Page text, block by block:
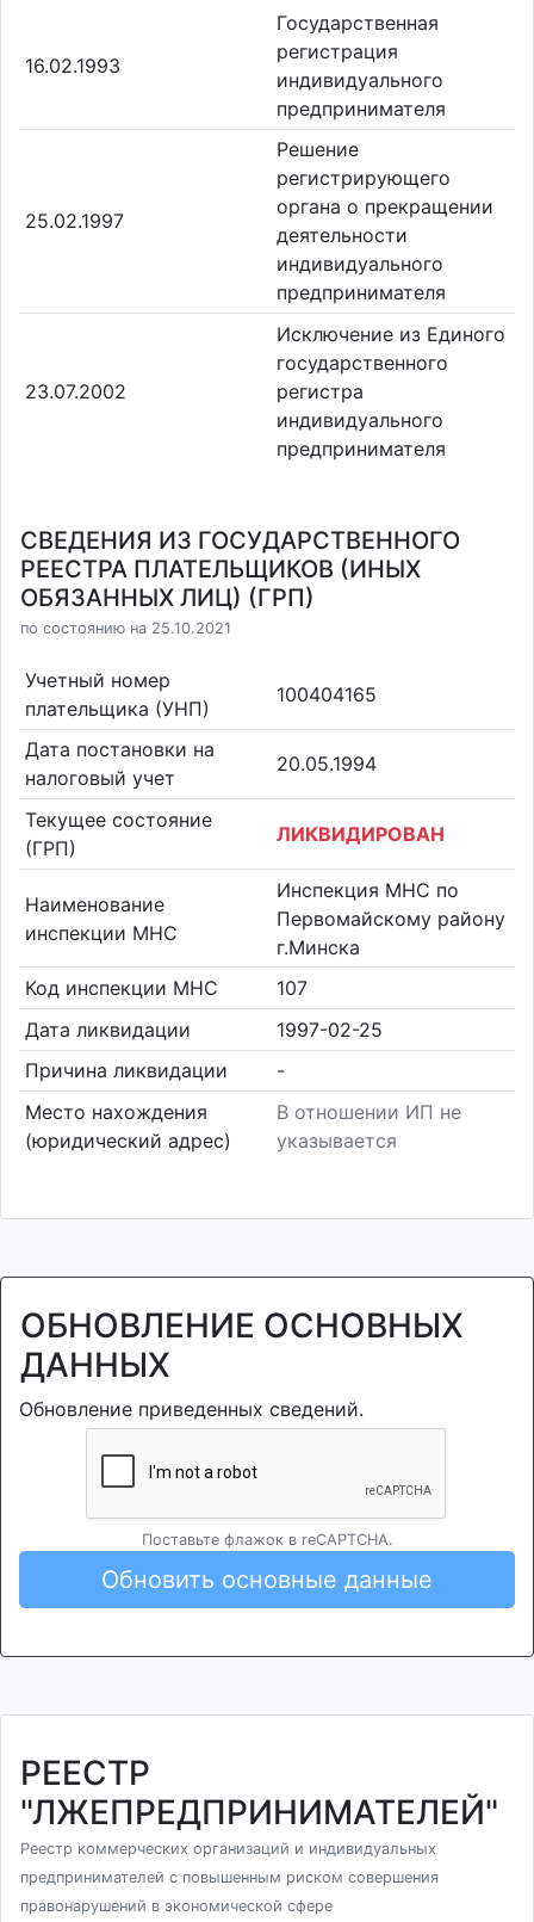
16.02.1993
Государственная
регистрация
индивидуального
предпринимателя
25.02.1997
Решение
регистрирующего
органа о прекращении
деятельности
индивидуального
предпринимателя
23.07.2002
Исключение из Единого
государственного
регистра
индивидуального
предпринимателя
СВЕДЕНИЯ ИЗ ГОСУДАРСТВЕННОГО
РЕЕСТРА ПЛАТЕЛЬЩИКОВ (ИНЫХ
ОБЯЗАННЫХ ЛИЦ) (ГРП)
по состоянию на 25.10.2021
Учетный номер
плательщика (УНП)
100404165
Дата постановки на
налоговый учет
20.05.1994
Текущее состояние
(ГРП)
ЛИКВИДИРОВАН
Наименование
инспекции МНС
Инспекция МНС по
Первомайскому району
г.Минска
Код инспекции МНС
107
Дата ликвидации
1997-02-25
Причина ликвидации
-
Место нахождения
(юридический адрес)
В отношении ИП не
указывается
ОБНОВЛЕНИЕ ОСНОВНЫХ
ДАННЫХ
Обновление приведенных сведений.
Поставьте флажок в reCAPTCHA.
Обновить основные данные
РЕЕСТР
"ЛЖЕПРЕДПРИНИМАТЕЛЕЙ"
Реестр коммерческих организаций и индивидуальных
предпринимателей с повышенным риском совершения
правонарушений в экономической сфере